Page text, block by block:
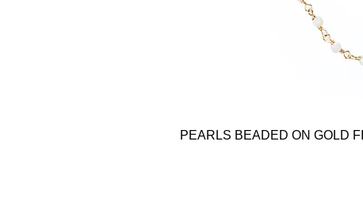
PEARLS BEADED ON GOLD